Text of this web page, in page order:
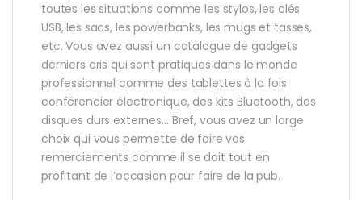
toutes les situations comme les stylos, les clés
USB, les sacs, les powerbanks, les mugs et tasses,
etc. Vous avez aussi un catalogue de gadgets
derniers cris qui sont pratiques dans le monde
professionnel comme des tablettes à la fois
conférencier électronique, des kits Bluetooth, des
disques durs externes… Bref, vous avez un large
choix qui vous permette de faire vos
remerciements comme il se doit tout en
profitant de l’occasion pour faire de la pub.